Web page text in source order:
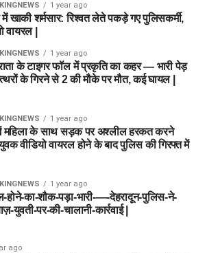
1 year ago
में खाकी शर्मसार: रिश्वत लेते पकड़े गए पुलिसकर्मी,
वायरल |
1 year ago
के टाइगर फॉल में प्रकृति का कहर — भारी पेड़
के गिरने से 2 की मौके पर मौत, कई घायल |
1 year ago
महिला के साथ सड़क पर अश्लील हरकत करने
वीडियो वायरल होने के बाद पुलिस की गिरफ्त में
1 year ago
होने-का-शौक-पड़ा-भारी-—-देहरादून-पुलिस-ने-
युवती-पर-की-चालानी-कार्रवाई |
ago